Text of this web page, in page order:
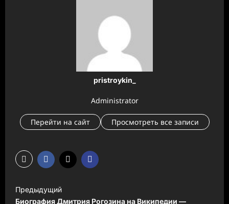
pristroykin_
Administrator
Перейти на сайт Просмотреть все записи
Н
а
Предыдущий
Биография Дмитрия Рогозина на Википедии —